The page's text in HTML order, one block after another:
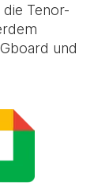
Tenor-
und